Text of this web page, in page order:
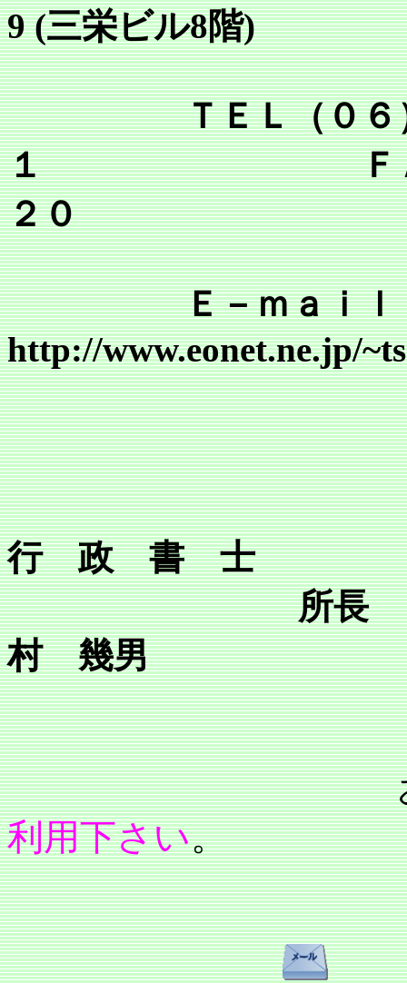
9 (三栄ビル8階)
ＴＥＬ（０６）６
１ ＦＡＸ（０
２０
Ｅ－ｍａｉｌ
http://www.eonet.ne.jp/
行 政 書 士
所長
村 幾男
利用下さい。